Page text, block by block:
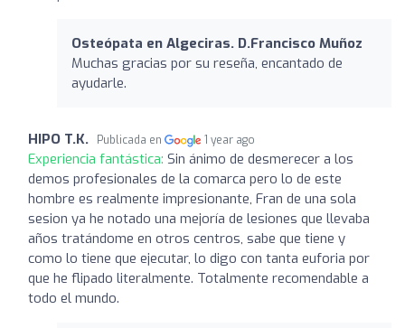
Osteópata en Algeciras. D.Francisco Muñoz
Muchas gracias por su reseña, encantado de
ayudarle.
HIPO T.K. Publicada en 1 year ago
Experiencia fantástica: Sin ánimo de desmerecer a los
demos profesionales de la comarca pero lo de este
hombre es realmente impresionante, Fran de una sola
sesion ya he notado una mejoría de lesiones que llevaba
años tratándome en otros centros, sabe que tiene y
como lo tiene que ejecutar, lo digo con tanta euforia por
que he flipado literalmente. Totalmente recomendable a
todo el mundo.